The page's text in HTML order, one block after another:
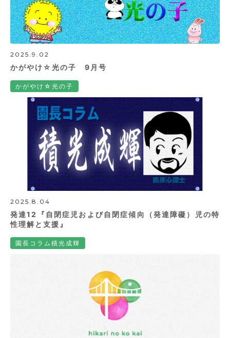
2025.9.02
かがやけ☆光の子 9月号
かがやけ☆光の子
2025.8.04
発達12『自閉症児および自閉症傾向（発達障礙）児の特
性理解と支援』
園長コラム積光成輝